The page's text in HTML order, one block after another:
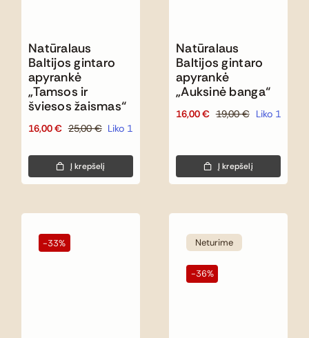
Natūralaus
Baltijos gintaro
apyrankė
„Tamsos ir
šviesos žaismas“
25,00€
Original
was:
25,00 €.
16,00€
Current
is:
16,00 €.
Liko 1
Į krepšelį
Natūralaus
Baltijos gintaro
apyrankė
„Auksinė banga“
19,00€
Original
19,00 €.
16,00€
Current
16,00 €.
Liko 1
Į krepšelį
-33% Neturime
-36%